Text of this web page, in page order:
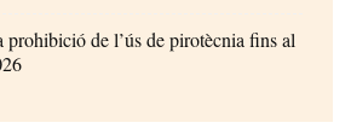
prohibició de l’ús de pirotècnia fins al